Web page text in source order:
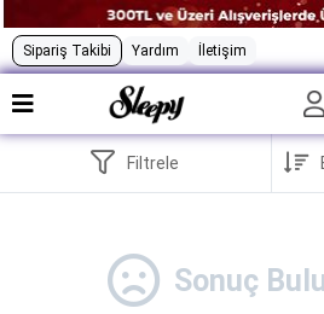
Sipariş Takibi Yardım İletişim
Filtrele
Sonuç